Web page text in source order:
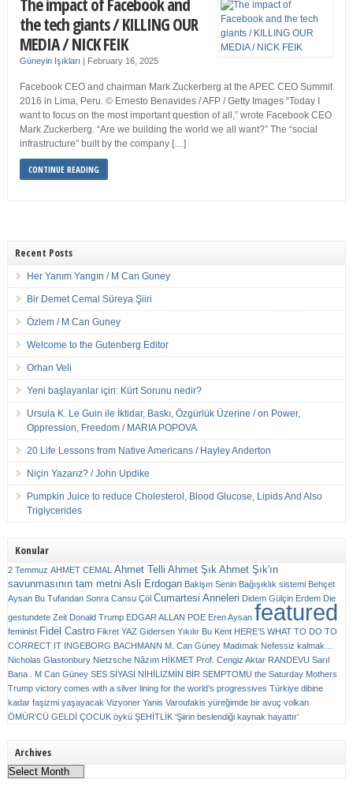
the tech giants / KILLING OUR
MEDIA / NICK FEIK
Güneyin Işıkları | February 16, 2025
Facebook CEO and chairman Mark Zuckerberg at the APEC CEO Summit
2016 in Lima, Peru. © Ernesto Benavides / AFP / Getty Images “Today I
want to focus on the most important question of all,” wrote Facebook CEO
Mark Zuckerberg. “Are we building the world we all want?” The “social
infrastructure” built by the company […]
CONTINUE READING
Recent Posts
Her Yanım Yangın / M Can Guney
Bir Demet Cemal Süreya Şiiri
Özlem / M Can Guney
Welcome to the Gutenberg Editor
Orhan Veli
Yeni başlayanlar için: Kürt Sorunu nedir?
Ursula K. Le Guin ile İktidar, Baskı, Özgürlük Üzerine / on Power,
Oppression, Freedom / MARIA POPOVA
20 Life Lessons from Native Americans / Hayley Anderton
Niçin Yazarız? / John Updike
Pumpkin Juice to reduce Cholesterol, Blood Glucose, Lipids And Also
Triglycerides
Konular
2 Temmuz AHMET CEMAL Ahmet Telli Ahmet Şık Ahmet Şık'ın
savunmasının tam metni Asli Erdogan Bakişın Senin Bağışıklık sistemi Behçet
Aysan Bu Tufandan Sonra Cansu Çöl Cumartesi Anneleri Didem Gülçin Erdem Die
gestundete Zeit Donald Trump EDGAR ALLAN POE Eren Aysan featured
feminist Fidel Castro Fikret YAZ Gidersen Yıkılır Bu Kent HERE’S WHAT TO DO TO
CORRECT IT INGEBORG BACHMANN M. Can Güney Madımak Nefessiz kalmak…
Nicholas Glastonbury Nietzsche Nâzım HİKMET Prof. Cengiz Aktar RANDEVU Sarıl
Bana . M Can Güney SES SİYASİ NİHİLİZMİN BİR SEMPTOMU the Saturday Mothers
Trump victory comes with a silver lining for the world’s progressives Türkiye dibine
kadar faşizmi yaşayacak Vizyoner Yanis Varoufakis yüreğimde bir avuç volkan
ÖMÜR'CÜ GELDİ ÇOCUK öykü ŞEHİTLİK ‘Şiirin beslendiği kaynak hayattır’
Archives
Archives